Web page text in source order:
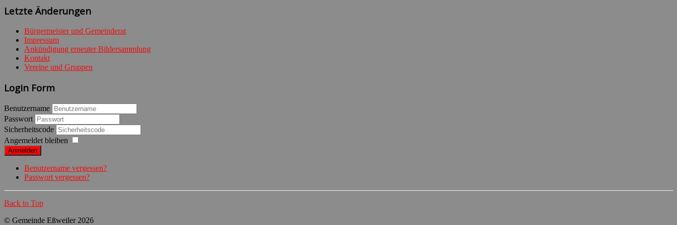
Letzte Änderungen
Bürgermeister und Gemeinderat
Impressum
Ankündigung erneuter Bildersammlung
Kontakt
Vereine und Gruppen
Login Form
Benutzername
Passwort
Sicherheitscode
Angemeldet bleiben
Anmelden
Benutzername vergessen?
Passwort vergessen?
Back to Top
© Gemeinde Eßweiler 2026